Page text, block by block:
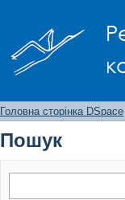
Головна сторінка DSpace
Пошук